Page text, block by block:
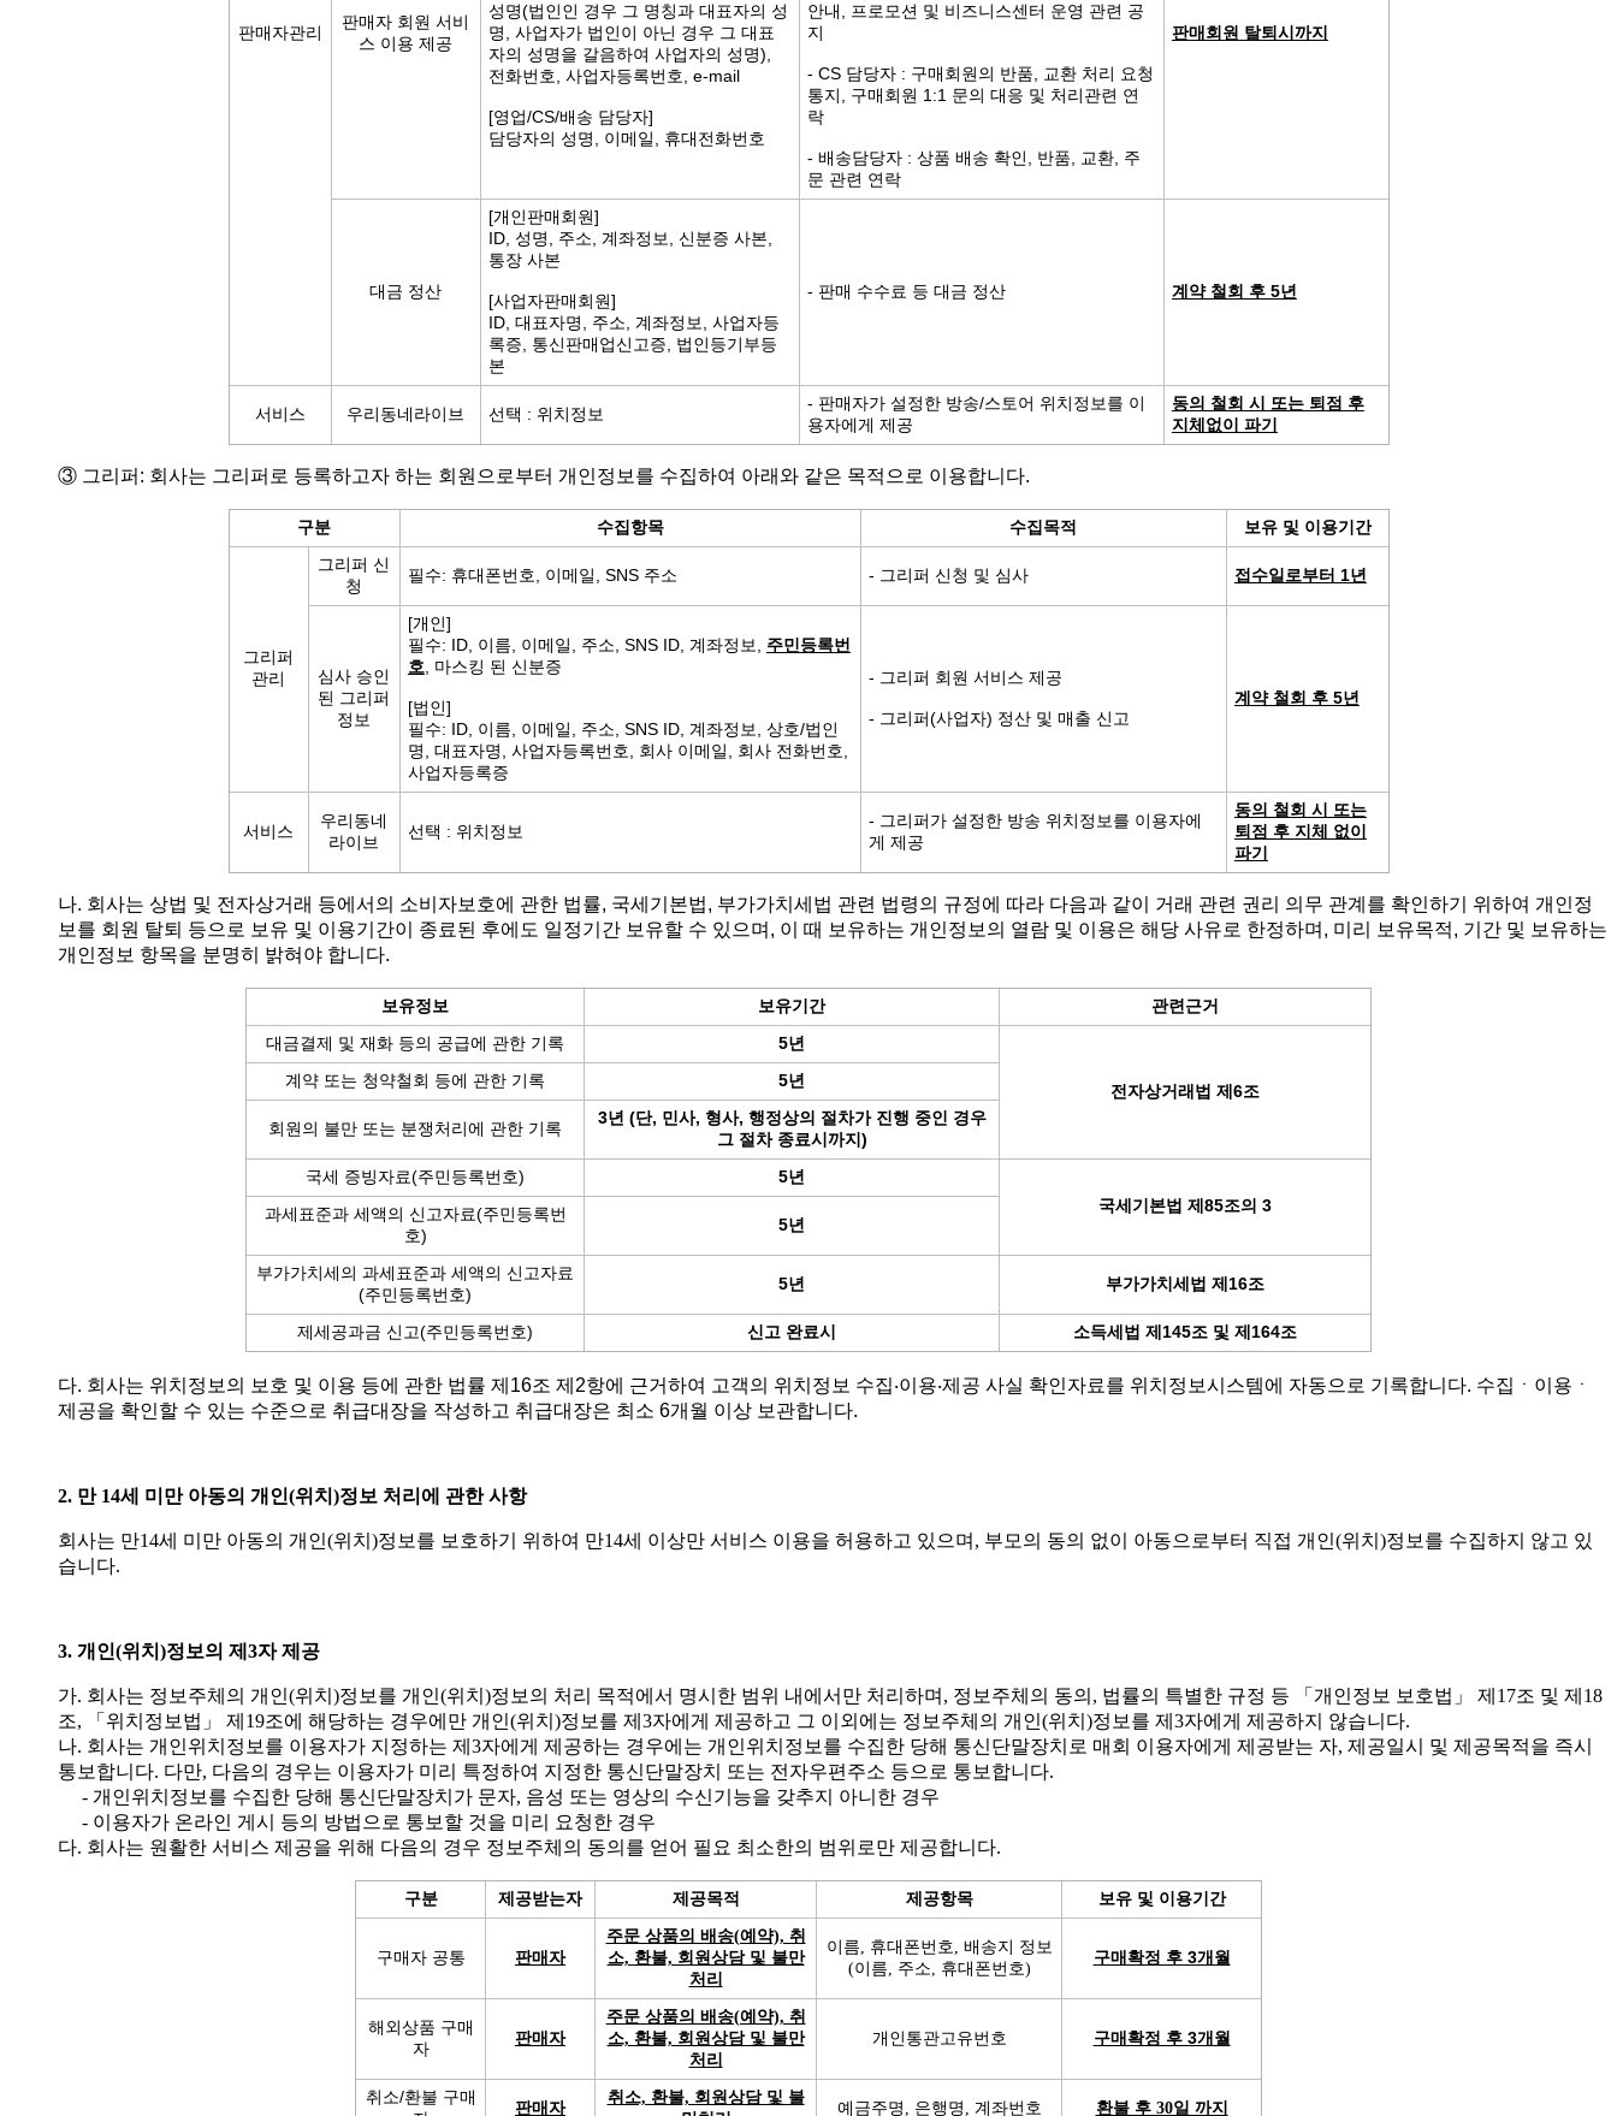
판매자관리
판매자 회원 서비
스 이용 제공
성명(법인인 경우 그 명칭과 대표자의 성
명, 사업자가 법인이 아닌 경우 그 대표
자의 성명을 갈음하여 사업자의 성명),
전화번호, 사업자등록번호, e-mail
[영업/CS/배송 담당자]
담당자의 성명, 이메일, 휴대전화번호
안내, 프로모션 및 비즈니스센터 운영 관련 공
지
- CS 담당자 : 구매회원의 반품, 교환 처리 요청
통지, 구매회원 1:1 문의 대응 및 처리관련 연
락
- 배송담당자 : 상품 배송 확인, 반품, 교환, 주
문 관련 연락
판매회원 탈퇴시까지
대금 정산
[개인판매회원]
ID, 성명, 주소, 계좌정보, 신분증 사본,
통장 사본
[사업자판매회원]
ID, 대표자명, 주소, 계좌정보, 사업자등
록증, 통신판매업신고증, 법인등기부등
본
- 판매 수수료 등 대금 정산 계약 철회 후 5년
서비스 우리동네라이브 선택 : 위치정보
- 판매자가 설정한 방송/스토어 위치정보를 이
용자에게 제공
동의 철회 시 또는 퇴점 후
지체없이 파기
③ 그리퍼: 회사는 그리퍼로 등록하고자 하는 회원으로부터 개인정보를 수집하여 아래와 같은 목적으로 이용합니다.
구분 수집항목 수집목적 보유 및 이용기간
그리퍼
관리
그리퍼 신
청
필수: 휴대폰번호, 이메일, SNS 주소 - 그리퍼 신청 및 심사 접수일로부터 1년
심사 승인
된 그리퍼
정보
[개인]
필수: ID, 이름, 이메일, 주소, SNS ID, 계좌정보, 주민등록번
호 , 마스킹 된 신분증
[법인]
필수: ID, 이름, 이메일, 주소, SNS ID, 계좌정보, 상호/법인
명, 대표자명, 사업자등록번호, 회사 이메일, 회사 전화번호,
사업자등록증
- 그리퍼 회원 서비스 제공
- 그리퍼(사업자) 정산 및 매출 신고
계약 철회 후 5년
서비스
우리동네
라이브
선택 : 위치정보
- 그리퍼가 설정한 방송 위치정보를 이용자에
게 제공
동의 철회 시 또는
퇴점 후 지체 없이
파기
나. 회사는 상법 및 전자상거래 등에서의 소비자보호에 관한 법률, 국세기본법, 부가가치세법 관련 법령의 규정에 따라 다음과 같이 거래 관련 권리 의무 관계를 확인하기 위하여 개인정
보를 회원 탈퇴 등으로 보유 및 이용기간이 종료된 후에도 일정기간 보유할 수 있으며, 이 때 보유하는 개인정보의 열람 및 이용은 해당 사유로 한정하며, 미리 보유목적, 기간 및 보유하는
개인정보 항목을 분명히 밝혀야 합니다.
보유정보 보유기간
관련근거
대금결제 및 재화 등의 공급에 관한 기록
5년
전자상거래법 제6조
계약 또는 청약철회 등에 관한 기록 5년
회원의 불만 또는 분쟁처리에 관한 기록
3년 (단, 민사, 형사, 행정상의 절차가 진행 중인 경우
그 절차 종료시까지)
국세 증빙자료(주민등록번호)
5년
국세기본법 제85조의 3
과세표준과 세액의 신고자료(주민등록번
호)
5년
부가가치세의 과세표준과 세액의 신고자료
(주민등록번호)
5년 부가가치세법 제16조
제세공과금 신고(주민등록번호) 신고 완료시 소득세법 제145조 및 제164조
다. 회사는 위치정보의 보호 및 이용 등에 관한 법률 제16조 제2항에 근거하여 고객의 위치정보 수집‧이용‧제공 사실 확인자료를 위치정보시스템에 자동으로 기록합니다. 수집ㆍ이용ㆍ
제공을 확인할 수 있는 수준으로 취급대장을 작성하고 취급대장은 최소 6개월 이상 보관합니다.
2. 만 14세 미만 아동의 개인(위치)정보 처리에 관한 사항
회사는 만14세 미만 아동의 개인(위치)정보를 보호하기 위하여 만14세 이상만 서비스 이용을 허용하고 있으며, 부모의 동의 없이 아동으로부터 직접 개인(위치)정보를 수집하지 않고 있
습니다.
3. 개인(위치)정보의 제3자 제공
가. 회사는 정보주체의 개인(위치)정보를 개인(위치)정보의 처리 목적에서 명시한 범위 내에서만 처리하며, 정보주체의 동의, 법률의 특별한 규정 등 「개인정보 보호법」 제17조 및 제18
조, 「위치정보법」 제19조에 해당하는 경우에만 개인(위치)정보를 제3자에게 제공하고 그 이외에는 정보주체의 개인(위치)정보를 제3자에게 제공하지 않습니다.
나. 회사는 개인위치정보를 이용자가 지정하는 제3자에게 제공하는 경우에는 개인위치정보를 수집한 당해 통신단말장치로 매회 이용자에게 제공받는 자, 제공일시 및 제공목적을 즉시
통보합니다. 다만, 다음의 경우는 이용자가 미리 특정하여 지정한 통신단말장치 또는 전자우편주소 등으로 통보합니다.
- 개인위치정보를 수집한 당해 통신단말장치가 문자, 음성 또는 영상의 수신기능을 갖추지 아니한 경우
- 이용자가 온라인 게시 등의 방법으로 통보할 것을 미리 요청한 경우
다. 회사는 원활한 서비스 제공을 위해 다음의 경우 정보주체의 동의를 얻어 필요 최소한의 범위로만 제공합니다.
구분 제공받는자 제공목적 제공항목 보유 및 이용기간
구매자 공통 판매자
주문 상품의 배송(예약), 취
소, 환불, 회원상담 및 불만
처리
이름, 휴대폰번호, 배송지 정보
(이름, 주소, 휴대폰번호)
구매확정 후 3개월
해외상품 구매
자
판매자
주문 상품의 배송(예약), 취
소, 환불, 회원상담 및 불만
처리
개인통관고유번호 구매확정 후 3개월
취소/환불 구매
판매자
취소, 환불, 회원상담 및 불
예금주명, 은행명, 계좌번호 환불 후 30일 까지